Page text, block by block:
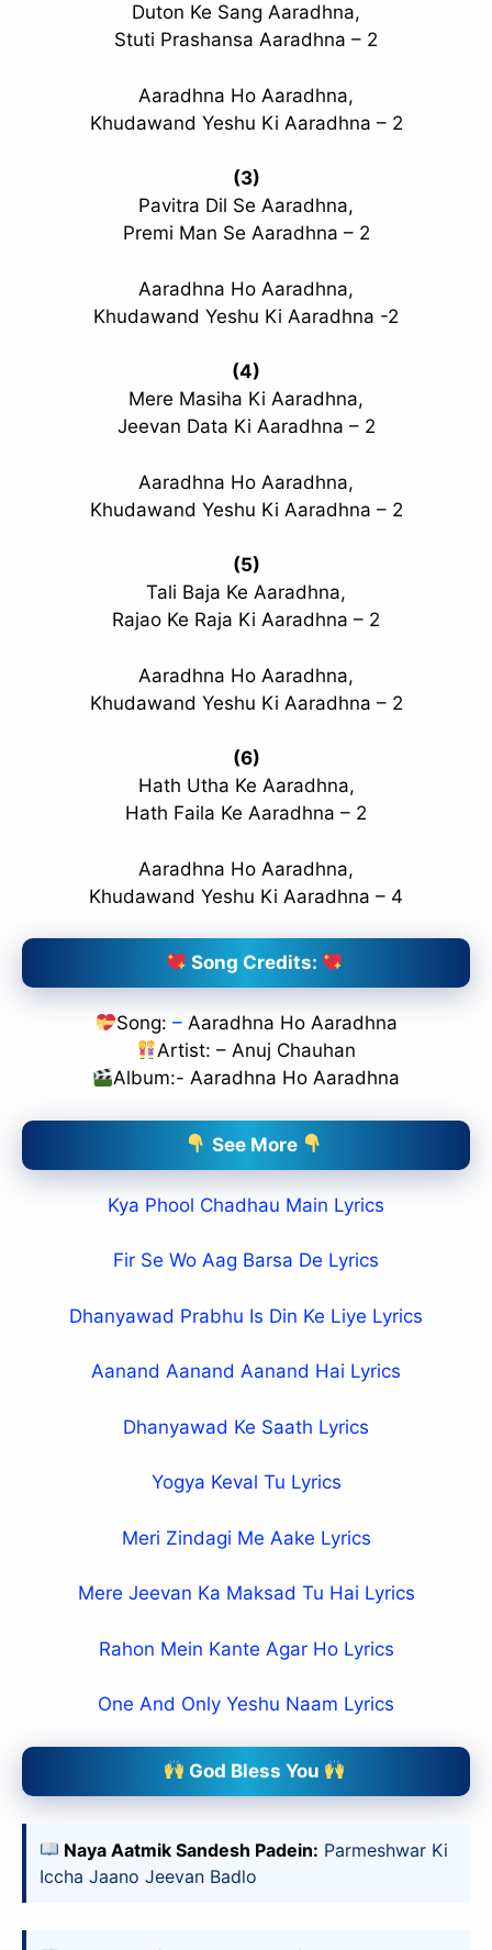
Duton Ke Sang Aaradhna,
Stuti Prashansa Aaradhna – 2
Aaradhna Ho Aaradhna,
Khudawand Yeshu Ki Aaradhna – 2
(3)
Pavitra Dil Se Aaradhna,
Premi Man Se Aaradhna – 2
Aaradhna Ho Aaradhna,
Khudawand Yeshu Ki Aaradhna -2
(4)
Mere Masiha Ki Aaradhna,
Jeevan Data Ki Aaradhna – 2
Aaradhna Ho Aaradhna,
Khudawand Yeshu Ki Aaradhna – 2
(5)
Tali Baja Ke Aaradhna,
Rajao Ke Raja Ki Aaradhna – 2
Aaradhna Ho Aaradhna,
Khudawand Yeshu Ki Aaradhna – 2
(6)
Hath Utha Ke Aaradhna,
Hath Faila Ke Aaradhna – 2
Aaradhna Ho Aaradhna,
Khudawand Yeshu Ki Aaradhna – 4
Song Credits:
Song: –Aaradhna Ho Aaradhna
Artist: – Anuj Chauhan
Album:- Aaradhna Ho Aaradhna
See More
Kya Phool Chadhau Main Lyrics
Fir Se Wo Aag Barsa De Lyrics
Dhanyawad Prabhu Is Din Ke Liye Lyrics
Aanand Aanand Aanand Hai Lyrics
Dhanyawad Ke Saath Lyrics
Yogya Keval Tu Lyrics
Meri Zindagi Me Aake Lyrics
Mere Jeevan Ka Maksad Tu Hai Lyrics
Rahon Mein Kante Agar Ho Lyrics
One And Only Yeshu Naam Lyrics
God Bless You
Naya Aatmik Sandesh Padein: Parmeshwar Ki
Iccha Jaano Jeevan Badlo